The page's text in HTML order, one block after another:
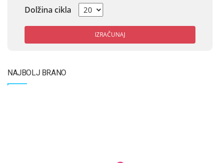
Dolžina cikla
IZRAČUNAJ
NAJBOLJ BRANO